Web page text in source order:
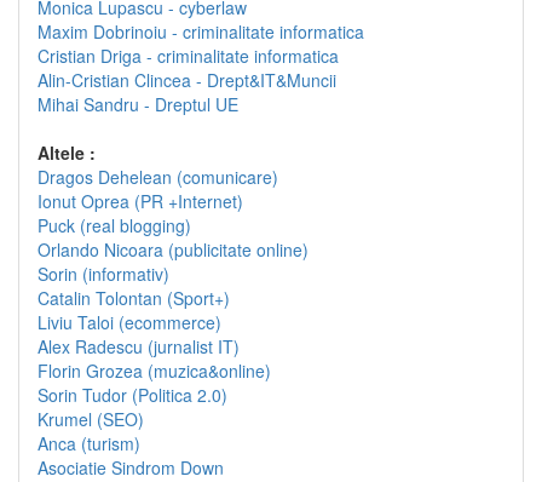
Monica Lupascu - cyberlaw
Maxim Dobrinoiu - criminalitate informatica
Cristian Driga - criminalitate informatica
Alin-Cristian Clincea - Drept&IT&Muncii
Mihai Sandru - Dreptul UE
Altele :
Dragos Dehelean (comunicare)
Ionut Oprea (PR +Internet)
Puck (real blogging)
Orlando Nicoara (publicitate online)
Sorin (informativ)
Catalin Tolontan (Sport+)
Liviu Taloi (ecommerce)
Alex Radescu (jurnalist IT)
Florin Grozea (muzica&online)
Sorin Tudor (Politica 2.0)
Krumel (SEO)
Anca (turism)
Asociatie Sindrom Down